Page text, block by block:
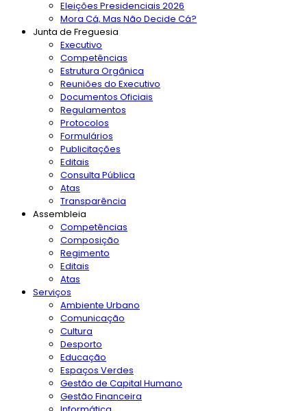
Eleições Presidenciais 2026
Mora Cá, Mas Não Decide Cá?
Junta de Freguesia
Executivo
Competências
Estrutura Orgânica
Reuniões do Executivo
Documentos Oficiais
Regulamentos
Protocolos
Formulários
Publicitações
Editais
Consulta Pública
Atas
Transparência
Assembleia
Competências
Composição
Regimento
Editais
Atas
Serviços
Ambiente Urbano
Comunicação
Cultura
Desporto
Educação
Espaços Verdes
Gestão de Capital Humano
Gestão Financeira